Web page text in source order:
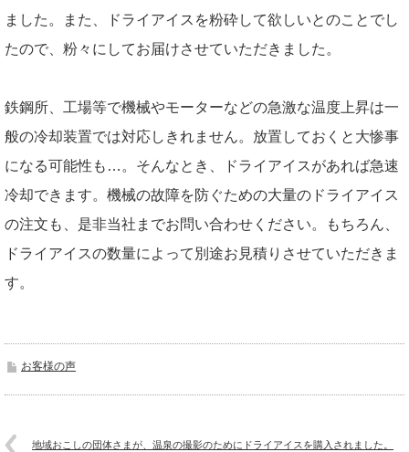
ました。また、ドライアイスを粉砕して欲しいとのことでし
たので、粉々にしてお届けさせていただきました。
鉄鋼所、工場等で機械やモーターなどの急激な温度上昇は一
般の冷却装置では対応しきれません。放置しておくと大惨事
になる可能性も…。そんなとき、ドライアイスがあれば急速
冷却できます。機械の故障を防ぐための大量のドライアイス
の注文も、是非当社までお問い合わせください。もちろん、
ドライアイスの数量によって別途お見積りさせていただきま
す。
お客様の声
地域おこしの団体さまが、温泉の撮影のためにドライアイスを購入されました。